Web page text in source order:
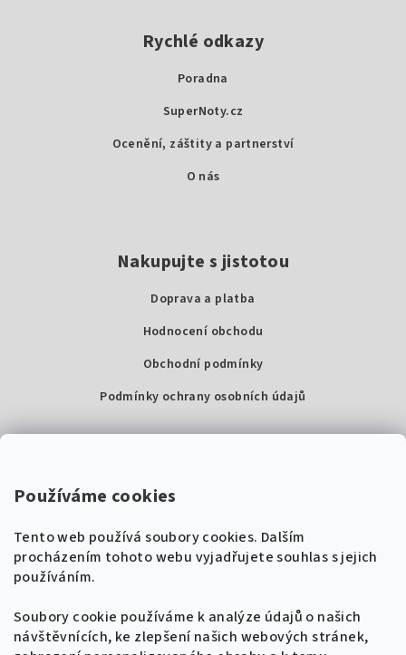
Používáme cookies
Tento web používá soubory cookies. Dalším
procházením tohoto webu vyjadřujete souhlas s jejich
používáním.
Soubory cookie používáme k analýze údajů o našich
návštěvnících, ke zlepšení našich webových stránek,
Rychlé odkazy
Poradna
SuperNoty.cz
Ocenění, záštity a partnerství
O nás
Nakupujte s jistotou
Doprava a platba
Hodnocení obchodu
Obchodní podmínky
Podmínky ochrany osobních údajů
Super Noty, s.r.o.
IČ: 04568672
+420 604 485 792
info@supernoty.cz
🎸 Naladíme tě na nové zpěvníky!
Získej tipy, novinky a 10 % slevuna první